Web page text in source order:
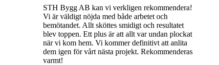
STH Bygg AB kan vi verkligen rekommendera!
Vi är väldigt nöjda med både arbetet och
bemötandet. Allt sköttes smidigt och resultatet
blev toppen. Ett plus är att allt var undan plockat
när vi kom hem. Vi kommer definitivt att anlita
dem igen för vårt nästa projekt. Rekommenderas
varmt!